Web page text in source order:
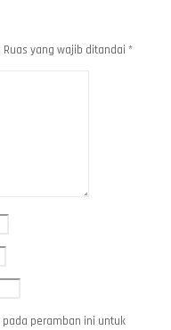
Ruas yang wajib ditandai *
peramban ini untuk